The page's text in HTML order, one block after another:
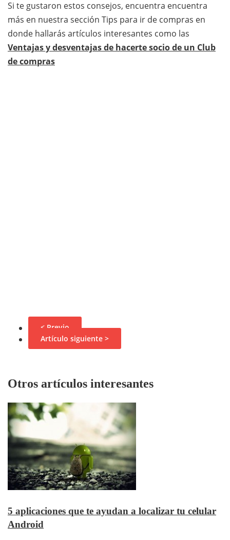
Si te gustaron estos consejos, encuentra encuentra
más en nuestra sección Tips para ir de compras en
donde hallarás artículos interesantes como las
Ventajas y desventajas de hacerte socio de un Club
de compras
< Previo
Artículo siguiente >
Otros artículos interesantes
5 aplicaciones que te ayudan a localizar tu celular
Android